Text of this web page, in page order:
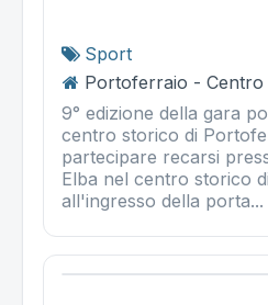
Sport
Portoferraio - Centro
9° edizione della gara
centro storico di
partecipare recarsi
Elba nel centro storico
all'ingresso della porta...